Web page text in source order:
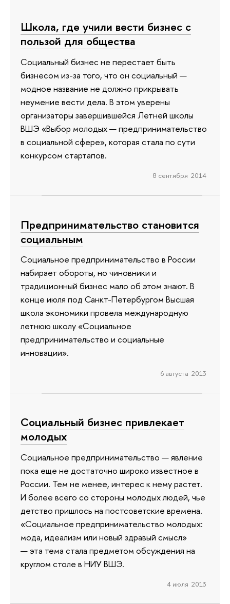
Школа, где учили вести бизнес с
пользой для общества
Социальный бизнес не перестает быть
бизнесом из-за того, что он социальный —
модное название не должно прикрывать
неумение вести дела. В этом уверены
организаторы завершившейся Летней школы
ВШЭ «Выбор молодых — предпринимательство
в социальной сфере», которая стала по сути
конкурсом стартапов.
8 сентября 2014
Предпринимательство становится
социальным
Социальное предпринимательство в России
набирает обороты, но чиновники и
традиционный бизнес мало об этом знают. В
конце июля под Санкт-Петербургом Высшая
школа экономики провела международную
летнюю школу «Социальное
предпринимательство и социальные
инновации».
6 августа 2013
Социальный бизнес привлекает
молодых
Социальное предпринимательство — явление
пока еще не достаточно широко известное в
России. Тем не менее, интерес к нему растет.
И более всего со стороны молодых людей, чье
детство пришлось на постсоветские времена.
«Социальное предпринимательство молодых:
мода, идеализм или новый здравый смысл»
— эта тема стала предметом обсуждения на
круглом столе в НИУ ВШЭ.
4 июля 2013